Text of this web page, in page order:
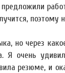
поэтому
но через
Я очень
резюме, и